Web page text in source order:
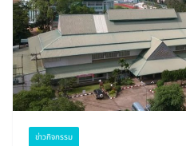
ข่าวกิจกรรม